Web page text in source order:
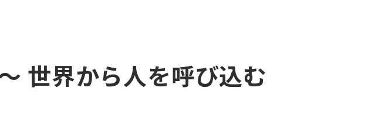
世界から人を呼び込む